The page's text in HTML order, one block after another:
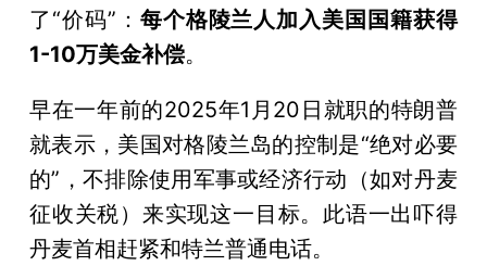
了“价码”： 每个格陵兰人加入美国国籍获得
1-10万美金补偿。
早在一年前的2025年1月20日就职的特朗普
就表示，美国对格陵兰岛的控制是“绝对必要
的”，不排除使用军事或经济行动（如对丹麦
征收关税）来实现这一目标。此语一出吓得
丹麦首相赶紧和特兰普通电话。